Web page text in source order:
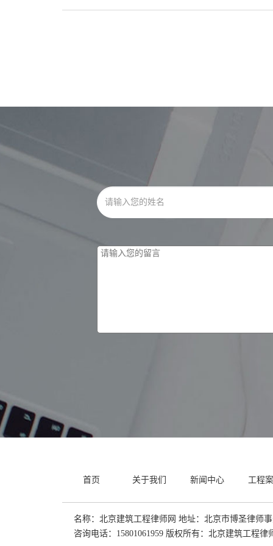
首页 关于我们 新闻中心 工程
名称：北京建筑工程律师网 地址：北京市博圣律师
咨询电话：15801061959 版权所有：北京建筑工程律